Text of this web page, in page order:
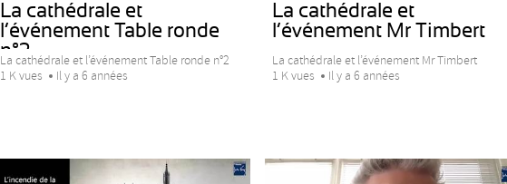
La cathédrale et
l’événement Table ronde
n°2
La cathédrale et l’événement Table ronde n°2
1 K vues
Il y a 6 années
La cathédrale et
l’événement Mr Timbert
La cathédrale et l’événement Mr Timbert
1 K vues
Il y a 6 années